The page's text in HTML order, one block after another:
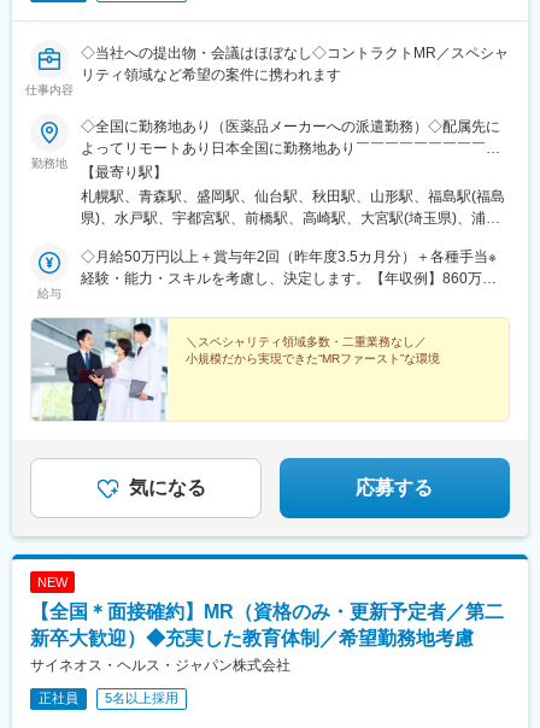
仕事内容
◇当社への提出物・会議はほぼなし◇コントラクトMR／スペシャ
リティ領域など希望の案件に携われます
勤務地
◇全国に勤務地あり（医薬品メーカーへの派遣勤務）◇配属先に
よってリモートあり日本全国に勤務地あり￣￣￣￣￣￣￣￣￣￣
北海道から沖縄県まで…日本全国に勤務地があります。配属先に
ついては希望を最大限に考慮して決定！U・Iターン就職も大歓迎
です。
【最寄り駅】
札幌駅、青森駅、盛岡駅、仙台駅、秋田駅、山形駅、福島駅(福島
県)、水戸駅、宇都宮駅、前橋駅、高崎駅、大宮駅(埼玉県)、浦和
都)、横浜駅、京急川崎駅、新潟駅、富山駅、金沢駅、福井駅、甲
府駅、長野駅、岐阜駅、静岡駅、名古屋駅、津駅、大津駅、京都
駅、岡山駅、広島駅、山口駅(山口県)、徳島駅、高松駅(香川県)、
松山駅(愛媛県)、高知駅、博多駅、佐賀駅、長崎駅(長崎県)、熊本
駅、大分駅、宮崎駅、鹿児島中央駅前駅、さっぽろ駅、仙台駅(地
下鉄)、曽根田駅、宇都宮駅東口駅、中央前橋駅、京成千葉駅、船
橋駅、新宿駅(東京メトロ)、二重橋前駅、三越前駅、新高島駅、川
古屋駅、上栄町駅、西梅田駅、ハーバーランド駅、田中口駅、岡
山駅前駅、高松築港駅、ＪＲ松山駅前駅、高知駅前駅、祇園駅(福
岡県)、長崎駅前駅、熊本駅前駅、高見橋駅、北１２条駅、あおば
通駅、東宿郷駅、栄町駅(千葉県)、京成船橋駅、新宿駅、大手町駅
(東京都)、茅場町駅、高島町駅、電鉄富山駅、福井城址大名町駅、
日吉町駅、大阪梅田駅(阪神線)、高速神戸駅、西川緑道公園駅、猿
鹿児島中央駅
給与
◇月給50万円以上＋賞与年2回（昨年度3.5カ月分）＋各種手当※
経験・能力・スキルを考慮し、決定します。【年収例】860万円
700万円／30歳（月給51万円+賞与）
＼スペシャリティ領域多数・二重業務なし／
小規模だから実現できた“MRファースト”な環境
気になる 応募する
NEW
【全国＊面接確約】MR（資格のみ・更新予定者／第二
新卒大歓迎）◆充実した教育体制／希望勤務地考慮
サイネオス・ヘルス・ジャパン株式会社
正社員 5名以上採用